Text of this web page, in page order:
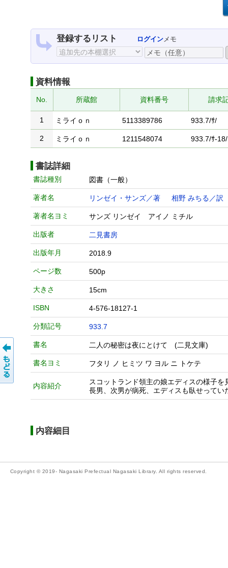
登録するリスト ログインメモ
資料情報
No. 所蔵館 資料番号 請求
1 ミライｏｎ 5113389786 933.7/ｻ/
2 ミライｏｎ 1211548074 933.7/ｻ-18/
書誌詳細
書誌種別 図書（一般）
著者名 リンゼイ・サンズ／著 相野 みちる／訳
著者名ヨミ サンズ リンゼイ アイノ ミチル
出版者 二見書房
出版年月 2018.9
ページ数 500p
大きさ 15cm
ISBN 4-576-18127-1
分類記号 933.7
書名 二人の秘密は夜にとけて (二見文庫)
書名ヨミ フタリ ノ ヒミツ ワ ヨル ニ トケテ
内容紹介
スコットランド領主の娘エディスの様子
長男、次男が病死、エディスも臥せって
内容細目
Copyright © 2019- Nagasaki Prefectual Nagasaki Library. All rights reserved.